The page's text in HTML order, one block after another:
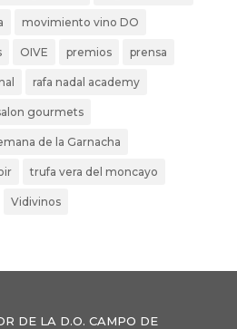
movimiento vino DO
OIVE premios prensa
rafa nadal academy
gourmets
de la Garnacha
trufa vera del moncayo
Vidivinos
DE LA D.O. CAMPO DE